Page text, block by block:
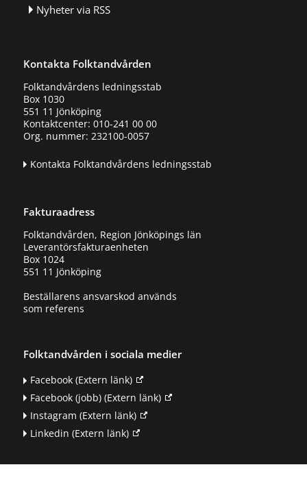
Nyheter via RSS
Kontakta Folktandvården
Folktandvårdens ledningsstab
Box 1030
551 11 Jönköping
Kontaktcenter: 010-241 00 00
Org. nummer: 232100-0057
Kontakta Folktandvårdens ledningsstab
Fakturaadress
Folktandvården, Region Jönköpings län
Leverantörsfakturaenheten
Box 1024
551 11 Jönköping
Beställarens ansvarskod används
som referens
Folktandvården i sociala medier
Facebook(Extern länk)
Facebook (jobb)(Extern länk)
Instagram (Extern länk)
Linkedin (Extern länk)